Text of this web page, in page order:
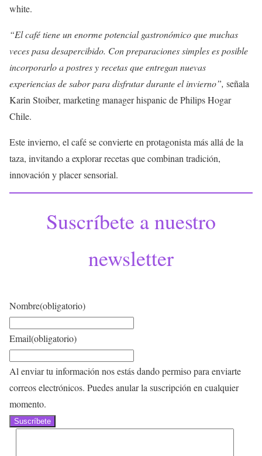
white.
“El café tiene un enorme potencial gastronómico que muchas
veces pasa desapercibido. Con preparaciones simples es posible
incorporarlo a postres y recetas que entregan nuevas
experiencias de sabor para disfrutar durante el invierno”, señala
Karin Stoiber, marketing manager hispanic de Philips Hogar
Chile.
Este invierno, el café se convierte en protagonista más allá de la
taza, invitando a explorar recetas que combinan tradición,
innovación y placer sensorial.
Suscríbete a nuestro
newsletter
Nombre(obligatorio)
Email(obligatorio)
Al enviar tu información nos estás dando permiso para enviarte
correos electrónicos. Puedes anular la suscripción en cualquier
momento.
Suscríbete